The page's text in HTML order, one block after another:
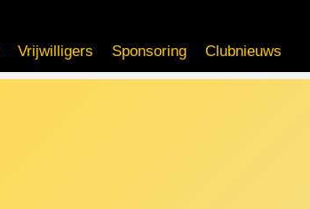
Vrijwilligers Sponsoring Clubnieuws